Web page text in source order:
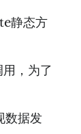
静态方
，为了
据发